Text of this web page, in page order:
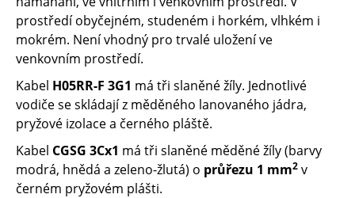
prostředí obyčejném, studeném i horkém, vlhkém i
mokrém. Není vhodný pro trvalé uložení ve
venkovním prostředí.
Kabel H05RR-F 3G1 má tři slaněné žíly. Jednotlivé
vodiče se skládají z měděného lanovaného jádra,
pryžové izolace a černého pláště.
Kabel CGSG 3Cx1 má tři slaněné měděné žíly (barvy
modrá, hnědá a zeleno-žlutá) o průřezu 1 mm2 v
černém pryžovém plášti.